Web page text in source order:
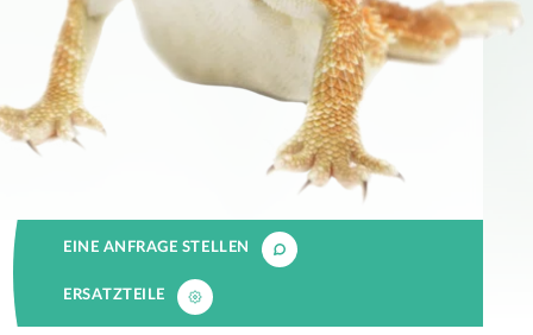
EINE ANFRAGE STELLEN
ERSATZTEILE